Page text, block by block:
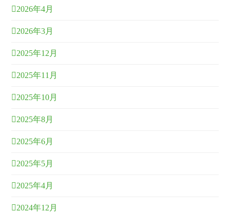
2026年4月
2026年3月
2025年12月
2025年11月
2025年10月
2025年8月
2025年6月
2025年5月
2025年4月
2024年12月